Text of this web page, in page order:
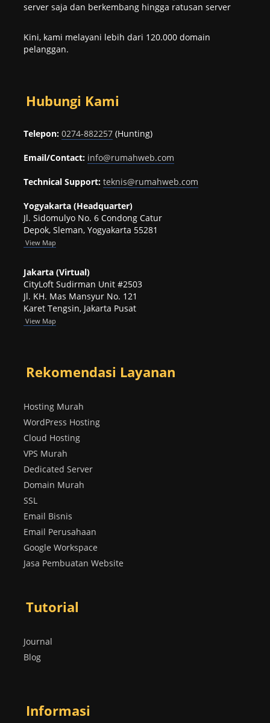
server saja dan berkembang hingga ratusan server
Kini, kami melayani lebih dari 120.000 domain
pelanggan.
Hubungi Kami
Telepon: 0274-882257 (Hunting)
Email/Contact: info@rumahweb.com
Technical Support: teknis@rumahweb.com
Yogyakarta (Headquarter)
Jl. Sidomulyo No. 6 Condong Catur
Depok, Sleman, Yogyakarta 55281
View Map
Jakarta (Virtual)
CityLoft Sudirman Unit #2503
Jl. KH. Mas Mansyur No. 121
Karet Tengsin, Jakarta Pusat
View Map
Rekomendasi Layanan
Hosting Murah
WordPress Hosting
Cloud Hosting
VPS Murah
Dedicated Server
Domain Murah
SSL
Email Bisnis
Email Perusahaan
Google Workspace
Jasa Pembuatan Website
Tutorial
Journal
Blog
Informasi